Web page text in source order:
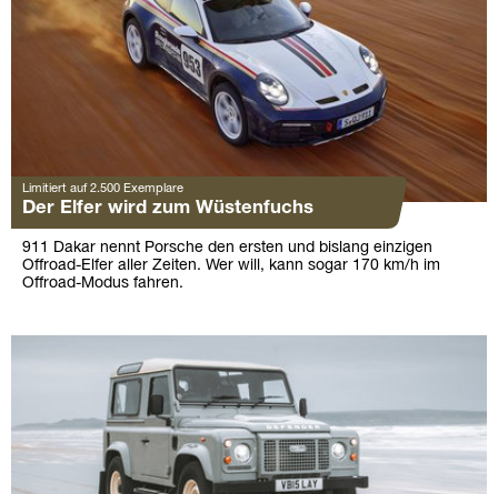
Limitiert auf 2.500 Exemplare
Der Elfer wird zum Wüstenfuchs
911 Dakar nennt Porsche den ersten und bislang einzigen
Offroad-Elfer aller Zeiten. Wer will, kann sogar 170 km/h im
Offroad-Modus fahren.